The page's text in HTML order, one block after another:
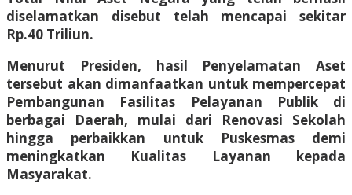
diselamatkan disebut telah mencapai sekitar
Rp.40 Triliun.
Menurut Presiden, hasil Penyelamatan Aset
tersebut akan dimanfaatkan untuk mempercepat
Pembangunan Fasilitas Pelayanan Publik di
berbagai Daerah, mulai dari Renovasi Sekolah
hingga perbaikkan untuk Puskesmas demi
meningkatkan Kualitas Layanan kepada
Masyarakat.